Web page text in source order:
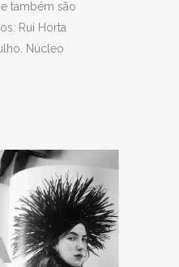
também são
Rui Horta
Núcleo